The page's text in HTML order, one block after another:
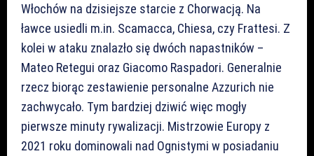
Włochów na dzisiejsze starcie z Chorwacją. Na
ławce usiedli m.in. Scamacca, Chiesa, czy Frattesi. Z
kolei w ataku znalazło się dwóch napastników –
Mateo Retegui oraz Giacomo Raspadori. Generalnie
rzecz biorąc zestawienie personalne Azzurich nie
zachwycało. Tym bardziej dziwić więc mogły
pierwsze minuty rywalizacji. Mistrzowie Europy z
2021 roku dominowali nad Ognistymi w posiadaniu